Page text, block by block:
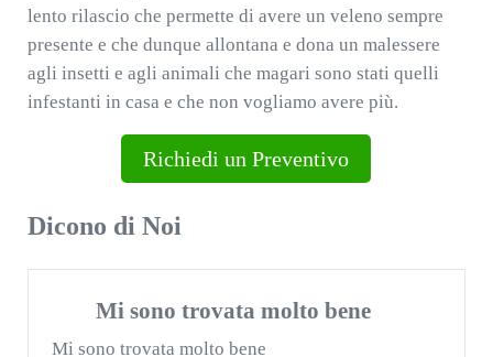
lento rilascio che permette di avere un veleno sempre
presente e che dunque allontana e dona un malessere
agli insetti e agli animali che magari sono stati quelli
infestanti in casa e che non vogliamo avere più.
Richiedi un Preventivo
Dicono di Noi
Mi sono trovata molto bene
Mi sono trovata molto bene